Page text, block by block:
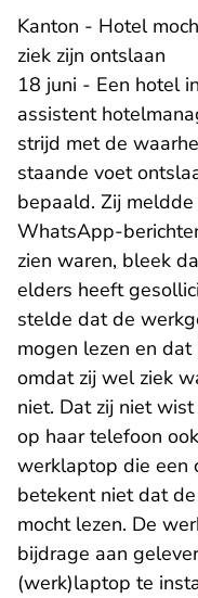
​Kanton - Hotel
ziek zijn ontslaan
18 juni - Een hotel
assistent
strijd met de
staande voet
bepaald. Zij
WhatsApp-
zien waren, bleek
elders heeft
stelde dat de
mogen lezen en
omdat zij wel ziek
niet. Dat zij niet
op haar telefoon
werklaptop die een
betekent niet dat
mocht lezen. De
bijdrage aan
(werk)laptop te